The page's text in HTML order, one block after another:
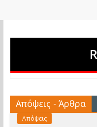
Απόψεις - Άρθρα
Απόψεις